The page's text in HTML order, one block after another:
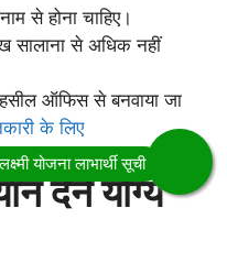
से होना चाहिए।
सालाना से अधिक नहीं
ऑफिस से बनवाया जा
के लिए
देने योग्य